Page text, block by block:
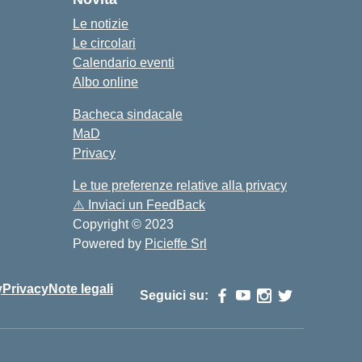
Le notizie
Le circolari
Calendario eventi
Albo online
Bacheca sindacale
MaD
Privacy
Le tue preferenze relative alla privacy
⚠️ Inviaci un FeedBack
Copyright © 2023
Powered by Picieffe Srl
PrivacyNote legali Seguici su: